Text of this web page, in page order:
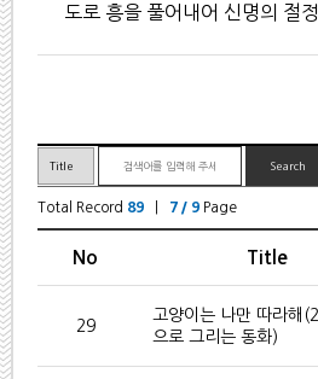
도로 흥을 풀어내어 신명의 절
Total Record 89| 7 / 9Page
No Title
29
고양이는 나만 따라해
으로 그리는 동화)